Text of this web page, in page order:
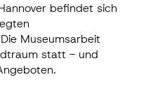
befindet sich
Museumsarbeit
statt - und